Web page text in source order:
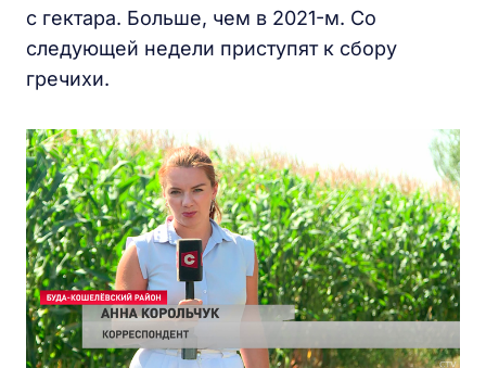
с гектара. Больше, чем в 2021-м. Со
следующей недели приступят к сбору
гречихи.